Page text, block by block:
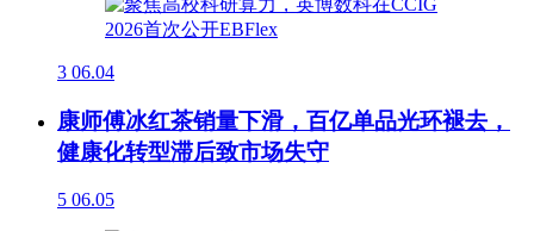
3 06.04
康师傅冰红茶销量下滑，百亿单品光环褪去，
健康化转型滞后致市场失守
5 06.05